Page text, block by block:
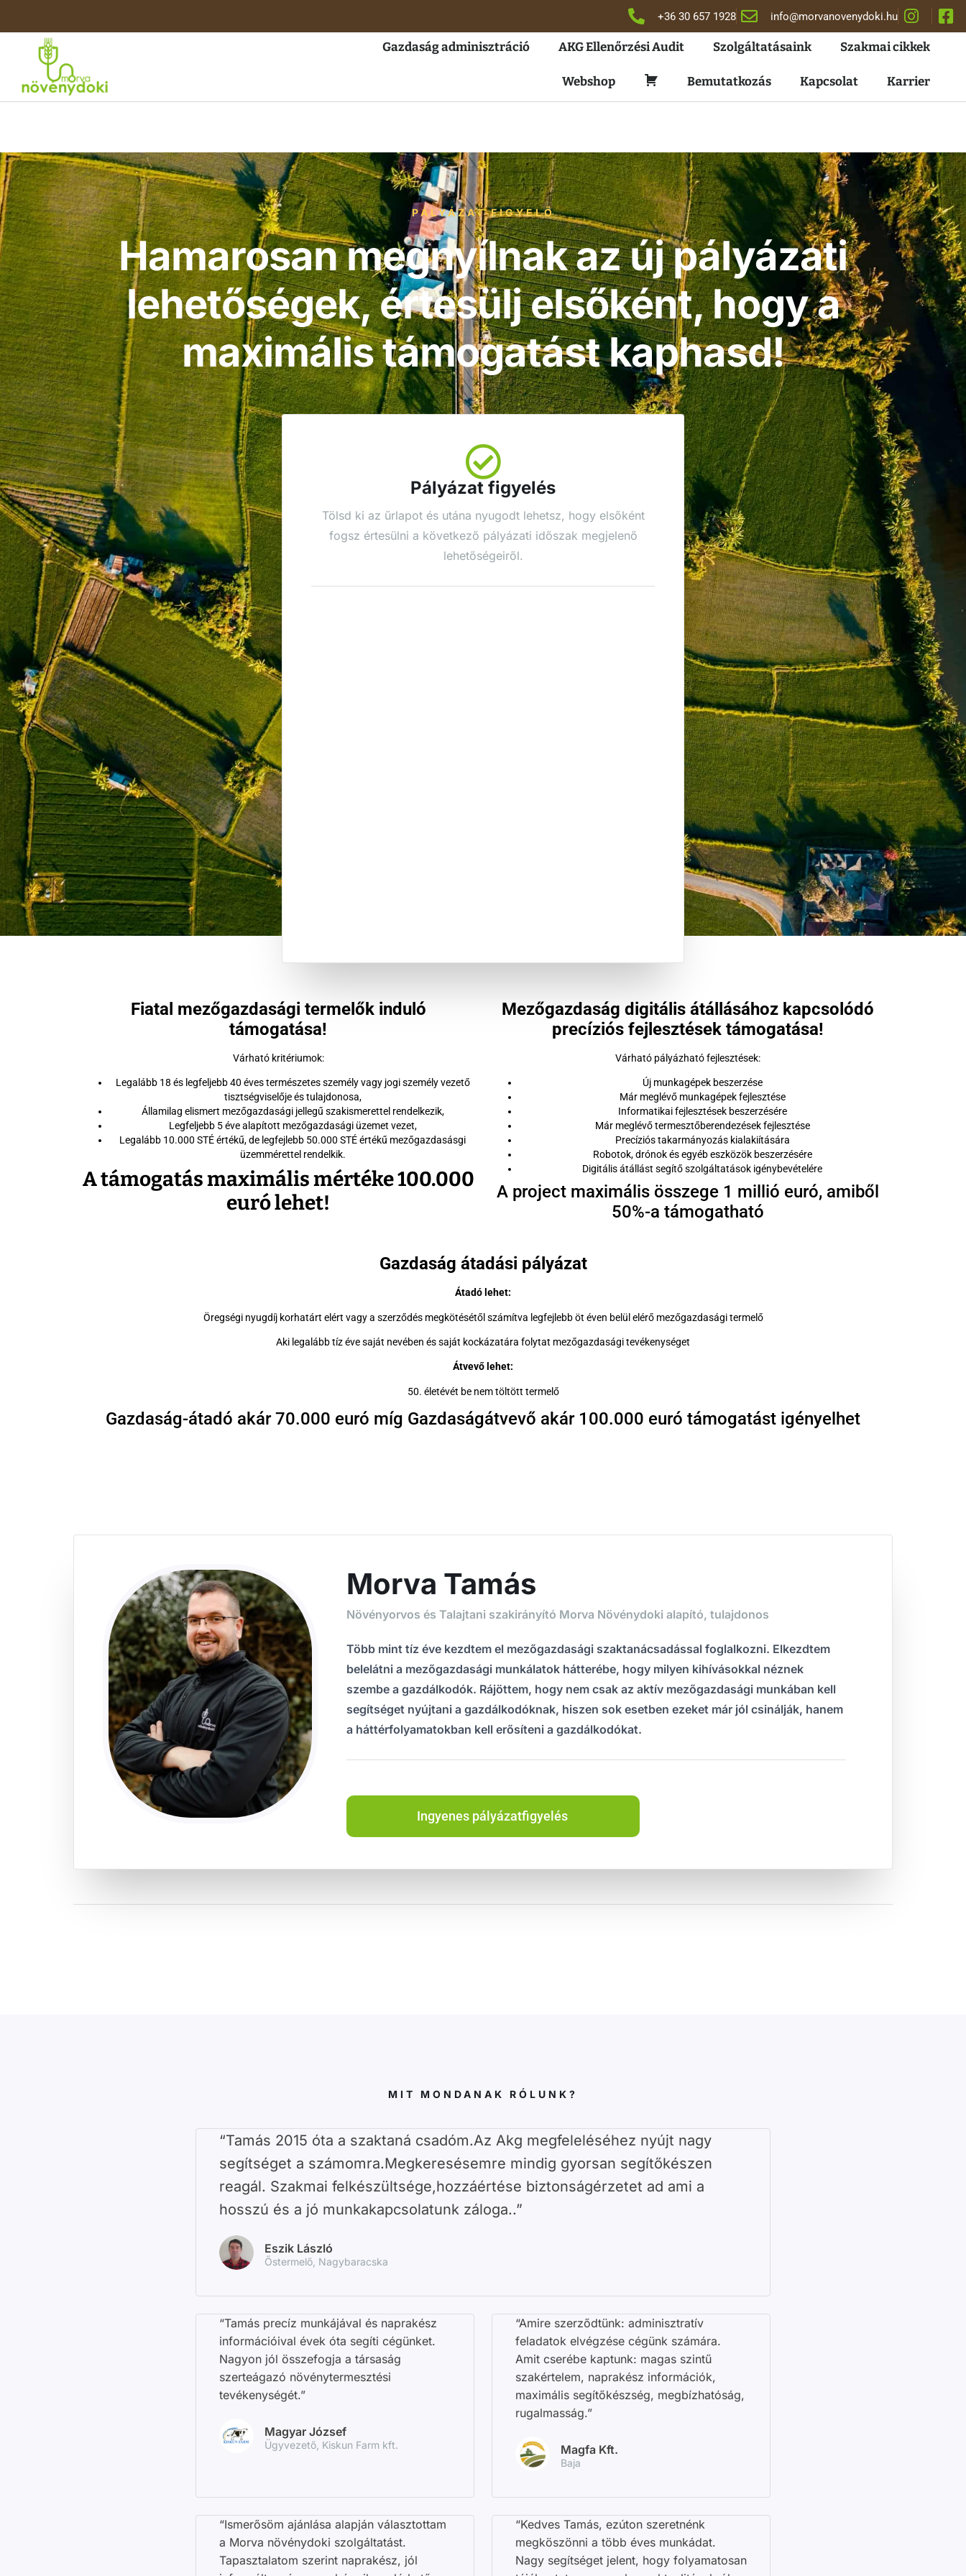
+36 30 657 1928 info@morvanovenydoki.hu
Gazdaság adminisztráció AKG Ellenőrzési Audit Szolgáltatásaink Szakmai cikkek
Webshop Kosár Bemutatkozás Kapcsolat Karrier
PÁLYÁZAT FIGYELŐ
Hamarosan megnyílnak az új pályázati
lehetőségek, értesülj elsőként, hogy a
maximális támogatást kaphasd!
Pályázat figyelés
Tölsd ki az űrlapot és utána nyugodt lehetsz, hogy elsőként
fogsz értesülni a következő pályázati időszak megjelenő
lehetőségeiről.
Fiatal mezőgazdasági termelők induló
támogatása!
Várható kritériumok:
Legalább 18 és legfeljebb 40 éves természetes személy vagy jogi személy vezető
tisztségviselője és tulajdonosa,
Államilag elismert mezőgazdasági jellegű szakismerettel rendelkezik,
Legfeljebb 5 éve alapított mezőgazdasági üzemet vezet,
Legalább 10.000 STÉ értékű, de legfejlebb 50.000 STÉ értékű mezőgazdasásgi
üzemmérettel rendelkik.
A támogatás maximális mértéke 100.000
euró lehet!
Mezőgazdaság digitális átállásához kapcsolódó
precíziós fejlesztések támogatása!
Várható pályázható fejlesztések:
Új munkagépek beszerzése
Már meglévő munkagépek fejlesztése
Informatikai fejlesztések beszerzésére
Már meglévő termesztőberendezések fejlesztése
Precíziós takarmányozás kialakiítására
Robotok, drónok és egyéb eszközök beszerzésére
Digitális átállást segítő szolgáltatások igénybevételére
A project maximális összege 1 millió euró, amiből
50%-a támogatható
Gazdaság átadási pályázat
Átadó lehet:
Öregségi nyugdíj korhatárt elért vagy a szerződés megkötésétől számítva legfejlebb öt éven belül elérő mezőgazdasági termelő
Aki legalább tíz éve saját nevében és saját kockázatára folytat mezőgazdasági tevékenységet
Átvevő lehet:
50. életévét be nem töltött termelő
Gazdaság-átadó akár 70.000 euró míg Gazdaságátvevő akár 100.000 euró támogatást igényelhet
Morva Tamás
Növényorvos és Talajtani szakirányító Morva Növénydoki alapító, tulajdonos
Több mint tíz éve kezdtem el mezőgazdasági szaktanácsadással foglalkozni. Elkezdtem
belelátni a mezőgazdasági munkálatok hátterébe, hogy milyen kihívásokkal néznek
szembe a gazdálkodók. Rájöttem, hogy nem csak az aktív mezőgazdasági munkában kell
segítséget nyújtani a gazdálkodóknak, hiszen sok esetben ezeket már jól csinálják, hanem
a háttérfolyamatokban kell erősíteni a gazdálkodókat.
Ingyenes pályázatfigyelés
MIT MONDANAK RÓLUNK?
“Tamás 2015 óta a szaktaná csadóm.Az Akg megfeleléséhez nyújt nagy
segítséget a számomra.Megkeresésemre mindig gyorsan segítőkészen
reagál. Szakmai felkészültsége,hozzáértése biztonságérzetet ad ami a
hosszú és a jó munkakapcsolatunk záloga..”
Eszik László
Őstermelő, Nagybaracska
“Tamás precíz munkájával és naprakész
információival évek óta segíti cégünket.
Nagyon jól összefogja a társaság
szerteágazó növénytermesztési
tevékenységét.”
Magyar József
Ügyvezető, Kiskun Farm kft.
“Amire szerződtünk: adminisztratív
feladatok elvégzése cégünk számára.
Amit cserébe kaptunk: magas szintű
szakértelem, naprakész információk,
maximális segítőkészség, megbízhatóság,
rugalmasság.”
Magfa Kft.
Baja
“Ismerősöm ajánlása alapján választottam
a Morva növénydoki szolgáltatást.
Tapasztalatom szerint naprakész, jól
“Kedves Tamás, ezúton szeretnénk
megköszönni a több éves munkádat.
Nagy segítséget jelent, hogy folyamatosan